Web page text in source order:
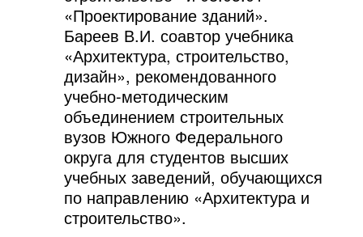
«Проектирование зданий».
Бареев В.И. соавтор учебника
«Архитектура, строительство,
дизайн», рекомендованного
учебно-методическим
объединением строительных
вузов Южного Федерального
округа для студентов высших
учебных заведений, обучающихся
по направлению «Архитектура и
строительство».